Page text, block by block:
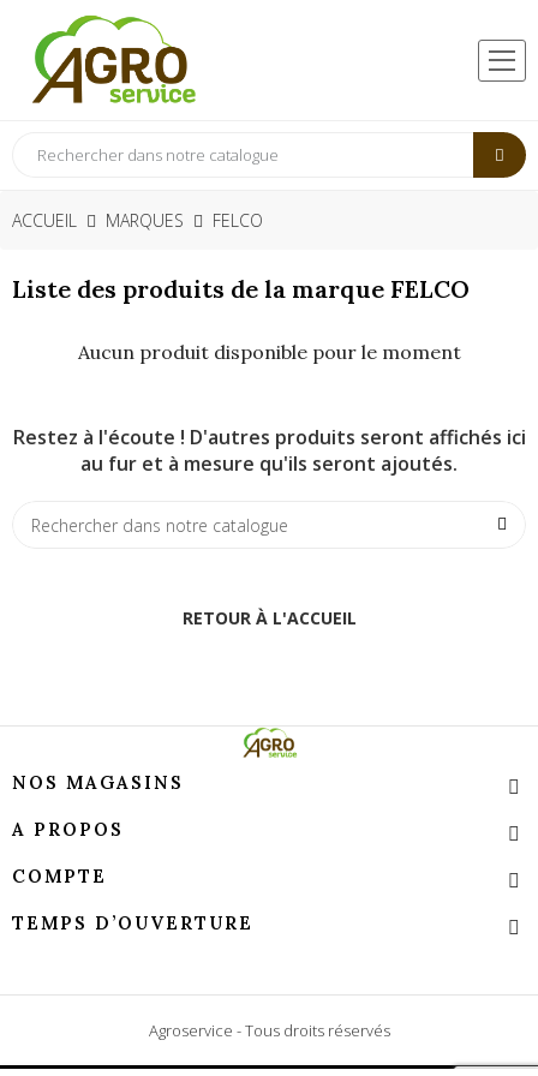
ACCUEIL MARQUES FELCO
Liste des produits de la marque FELCO
Aucun produit disponible pour le moment
Restez à l'écoute ! D'autres produits seront affichés ici
au fur et à mesure qu'ils seront ajoutés.
RETOUR À L'ACCUEIL
NOS MAGASINS
A PROPOS
COMPTE
TEMPS D’OUVERTURE
Agroservice - Tous droits réservés